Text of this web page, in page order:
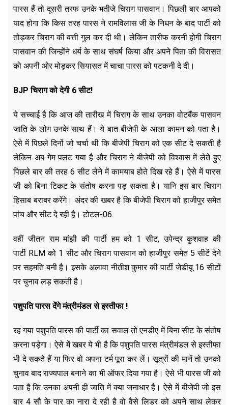
पारस हैं तो दूसरी तरफ उनके भतीजे चिराग पासवान। पिछली बार आपको
याद होगा कि किस तरह पारस ने रामविलास जी के निधन के बाद पार्टी को
तोड़कर चिराग की बत्ती गुल कर दी थी। लेकिन तारीफ करनी होगी चिराग
पासवान की जिन्होंने धर्य के साथ संघर्ष किया और अपने पिता की विरासत
को अपनी ओर मोड़कर सियासत में चाचा पारस को पटकनी दे दी।
BJP चिराग को देगी 6 सीट!
ये सच्चाई है कि आज की तारीख में चिराग के साथ उनका वोटबैंक पासवन
जाति के लोग उनके साथ हैं। ये बात बीजेपी के आला कामन को पता है।
ऐसे में पिछले दिनों जो चर्चा थी कि बीजेपी चिराग को एक सीट दे सकती है
लेकिन अब गेम पलट गया है और चिराग ने बीजेपी को विश्वास में लेते हुए
पिछले बार की तरह 6 सीट लेने में कामयाब होते दिख रहे हैं। ऐसे में पारस
जी को बिना टिकट के संतोष करना पड़ सकता है। यानि इस बार चिराग
हिसाब बराबर करेंगे। अंदर की खबर है कि बीजेपी चिराग को हाजीपुर समेत
पांच और सीट दे रही है। टोटल-06.
वहीं जीतन राम मांझी की पार्टी हम को 1 सीट, उपेन्द्र कुशवाह की
पार्टी RLM को 1 सीट और चिराग पासवान को हाजीपुर समेत 5 सीटें देने
पर सहमति बनी है। इसके अलावा नीतीश कुमार की पार्टी जेडीयू 16 सीटों
पर चुनाव लड़ सकती है।
पशुपति पारस देंगे मंत्रीमंडल से इस्तीफा !
रह गया पशुपति पारस की पार्टी का सवाल तो एनडीए में बिना सीट के संतोष
करना पड़ेगा। ऐसे में खबर ये भी है कि पशुपति पारस मंत्रीमंडल से इस्तीफा
भी दे सकते हैं या फिर वो अपना टर्म पूरा कर लें। सूत्रों की मानें तो उनको
चुनाव बाद राज्यपाल बनाने का भी ऑफर दिया गया है। ऐसे भी पारस जी को
पता है कि उनका अपनी ही जाति में क्या जनाधार है। ऐसे में बीजेपी जो इस
बार 4 सौ के पार का नारा दे रही है वो वैसे लिडर को अपने साथ लेकर